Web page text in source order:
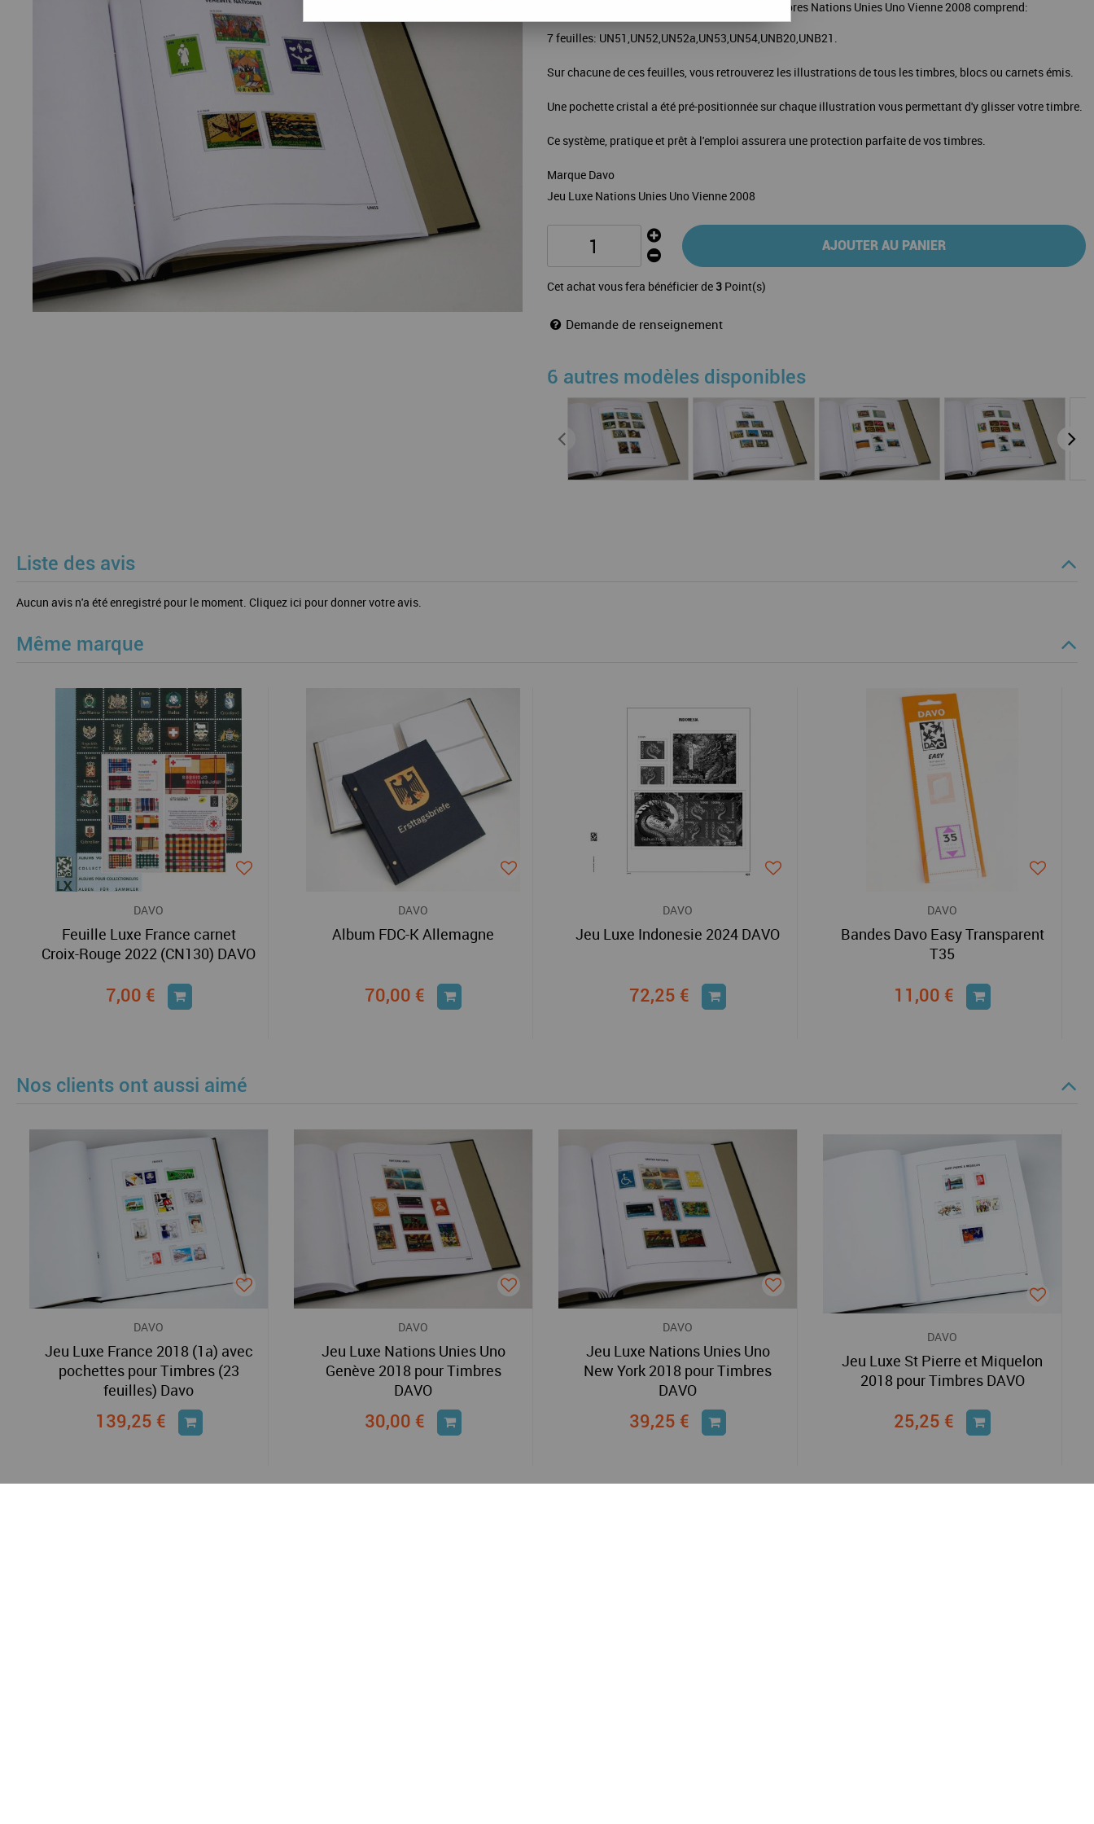
La mise à jour Luxe 2008 de votre album de timbres Nations Unies Uno Vienne 2008 comprend:
7 feuilles: UN51,UN52,UN52a,UN53,UN54,UNB20,UNB21.
Sur chacune de ces feuilles, vous retrouverez les illustrations de tous les timbres, blocs ou carnets émis.
Une pochette cristal a été pré-positionnée sur chaque illustration vous permettant d'y glisser votre timbre.
Ce système, pratique et prêt à l'emploi assurera une protection parfaite de vos timbres.
Marque Davo
Jeu Luxe Nations Unies Uno Vienne 2008
AJOUTER AU PANIER
Cet achat vous fera bénéficier de 3 Point(s)
Demande de renseignement
6 autres modèles disponibles
Liste des avis
Aucun avis n'a été enregistré pour le moment. Cliquez ici pour donner votre avis.
Même marque
DAVO
Feuille Luxe France carnet
Croix-Rouge 2022 (CN130) DAVO
7,00 €
DAVO
Album FDC-K Allemagne
70,00 €
DAVO
Jeu Luxe Indonesie 2024 DAVO
72,25 €
DAVO
Bandes Davo Easy Transparent
T35
11,00 €
Nos clients ont aussi aimé
DAVO
Jeu Luxe France 2018 (1a) avec
pochettes pour Timbres (23
feuilles) Davo
139,25 €
DAVO
Jeu Luxe Nations Unies Uno
Genève 2018 pour Timbres
DAVO
30,00 €
DAVO
Jeu Luxe Nations Unies Uno
New York 2018 pour Timbres
DAVO
39,25 €
DAVO
Jeu Luxe St Pierre et Miquelon
2018 pour Timbres DAVO
25,25 €